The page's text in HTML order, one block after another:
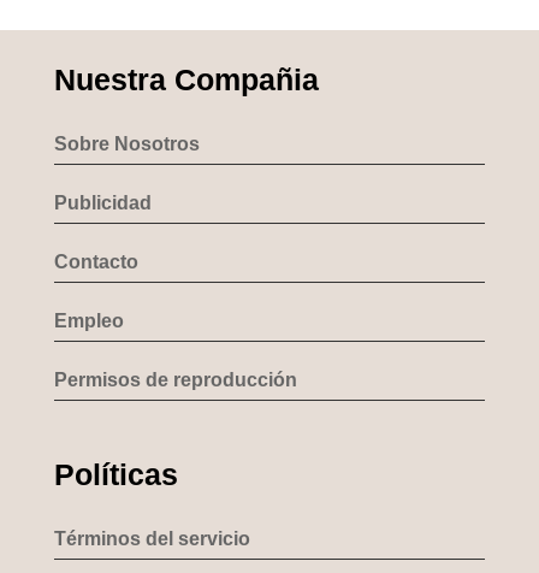
Nuestra Compañia
Sobre Nosotros
Publicidad
Contacto
Empleo
Permisos de reproducción
Políticas
Términos del servicio